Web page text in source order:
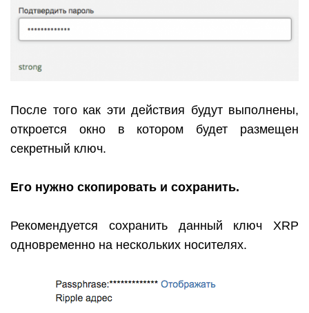
После того как эти действия будут выполнены,
откроется окно в котором будет размещен
секретный ключ.
Его нужно скопировать и сохранить.
Рекомендуется сохранить данный ключ XRP
одновременно на нескольких носителях.